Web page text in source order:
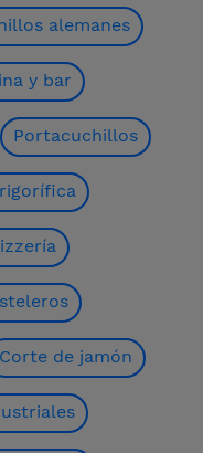
alemanes
y bar
Portacuchillos
Corte de jamón